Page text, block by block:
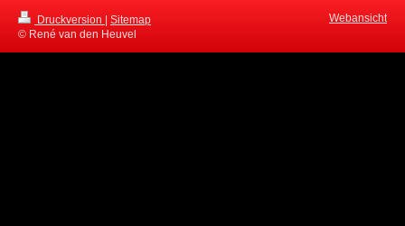
Druckversion | Sitemap
© René van den Heuvel
Webansicht